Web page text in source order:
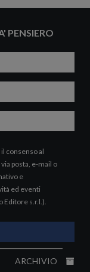
PENSIERO
consenso al
posta, e-mail o
e
ed eventi
Editore s.r.l.).
ARCHIVIO